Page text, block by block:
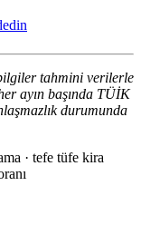
tahmini verilerle
ayın başında TÜİK
durumunda
· tefe tüfe kira